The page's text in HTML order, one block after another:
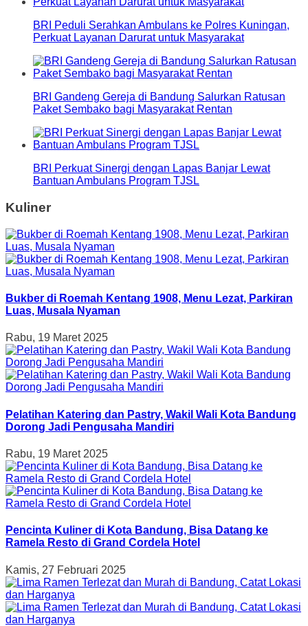
BRI Peduli Serahkan Ambulans ke Polres Kuningan,
Perkuat Layanan Darurat untuk Masyarakat
BRI Gandeng Gereja di Bandung Salurkan Ratusan
Paket Sembako bagi Masyarakat Rentan
BRI Perkuat Sinergi dengan Lapas Banjar Lewat
Bantuan Ambulans Program TJSL
Kuliner
Bukber di Roemah Kentang 1908, Menu Lezat, Parkiran
Luas, Musala Nyaman
Rabu, 19 Maret 2025
Pelatihan Katering dan Pastry, Wakil Wali Kota Bandung
Dorong Jadi Pengusaha Mandiri
Rabu, 19 Maret 2025
Pencinta Kuliner di Kota Bandung, Bisa Datang ke
Ramela Resto di Grand Cordela Hotel
Kamis, 27 Februari 2025